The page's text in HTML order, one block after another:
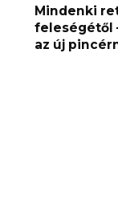
Mindenki
feleségétől
az új